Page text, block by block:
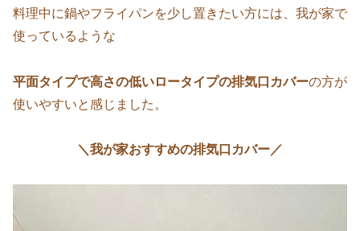
料理中に鍋やフライパンを少し置きたい方には、我が家で
使っているような
平面タイプで高さの低いロータイプの排気口カバーの方が
使いやすいと感じました。
＼我が家おすすめの排気口カバー／